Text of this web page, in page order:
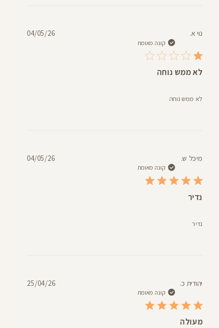
נוי א.
קונה מאומת
לא ממש נוחה
לא ממש נוחה
תאריך04/05/26
מיכל ש.
קונה מאומת
נדיר
נדיר
תאריך04/05/26
יהודית כ.
קונה מאומת
מעולה
25/04/26